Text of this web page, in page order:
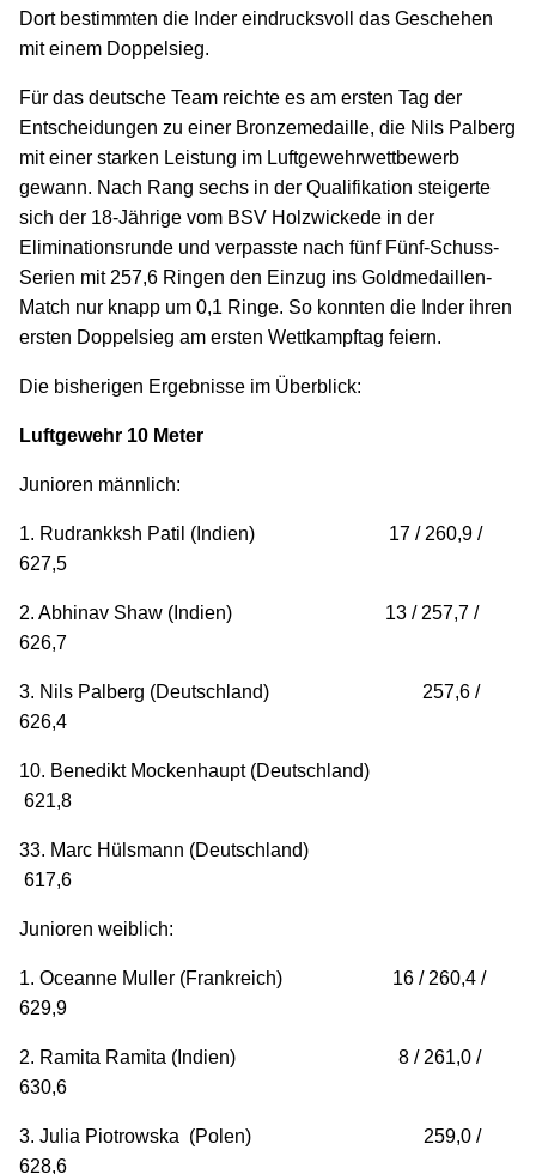
Dort bestimmten die Inder eindrucksvoll das Geschehen
mit einem Doppelsieg.
Für das deutsche Team reichte es am ersten Tag der
Entscheidungen zu einer Bronzemedaille, die Nils Palberg
mit einer starken Leistung im Luftgewehrwettbewerb
gewann. Nach Rang sechs in der Qualifikation steigerte
sich der 18-Jährige vom BSV Holzwickede in der
Eliminationsrunde und verpasste nach fünf Fünf-Schuss-
Serien mit 257,6 Ringen den Einzug ins Goldmedaillen-
Match nur knapp um 0,1 Ringe. So konnten die Inder ihren
ersten Doppelsieg am ersten Wettkampftag feiern.
Die bisherigen Ergebnisse im Überblick:
Luftgewehr 10 Meter
Junioren männlich:
1. Rudrankksh Patil (Indien) 17 / 260,9 /
627,5
2. Abhinav Shaw (Indien) 13 / 257,7 /
626,7
3. Nils Palberg (Deutschland) 257,6 /
626,4
10. Benedikt Mockenhaupt (Deutschland)
621,8
33. Marc Hülsmann (Deutschland)
617,6
Junioren weiblich:
1. Oceanne Muller (Frankreich) 16 / 260,4 /
629,9
2. Ramita Ramita (Indien) 8 / 261,0 /
630,6
3. Julia Piotrowska (Polen) 259,0 /
628,6